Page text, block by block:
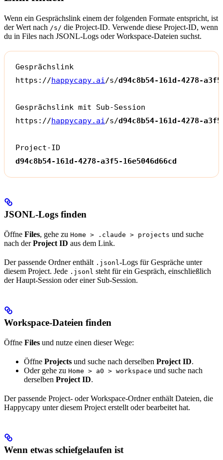
Wenn ein Gesprächslink einem der folgenden Formate entspricht, ist
der Wert nach /s/ die Project-ID. Verwende diese Project-ID, wenn
du in Files nach JSONL-Logs oder Workspace-Dateien suchst.
Gesprächslink
https://happycapy.ai/s/d94c8b54-161d-4278-
Gesprächslink mit Sub-Session
https://happycapy.ai/s/d94c8b54-161d-4278-
Project-ID
d94c8b54-161d-4278-a3f5-16e5046d66cd
JSONL-Logs finden
Öffne Files, gehe zu Home > .claude > projects und suche
nach derProject ID aus dem Link.
Der passende Ordner enthält .jsonl-Logs für Gespräche unter
diesem Project. Jede .jsonl steht für ein Gespräch, einschließlich
der Haupt-Session oder einer Sub-Session.
Workspace-Dateien finden
Öffne Files und nutze einen dieser Wege:
Öffne Projects und suche nach derselben Project ID.
Oder gehe zu Home > a0 > workspace und suche nach
derselben Project ID.
Der passende Project- oder Workspace-Ordner enthält Dateien, die
Happycapy unter diesem Project erstellt oder bearbeitet hat.
Wenn etwas schiefgelaufen ist